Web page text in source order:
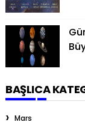
BAŞLICA
Mars